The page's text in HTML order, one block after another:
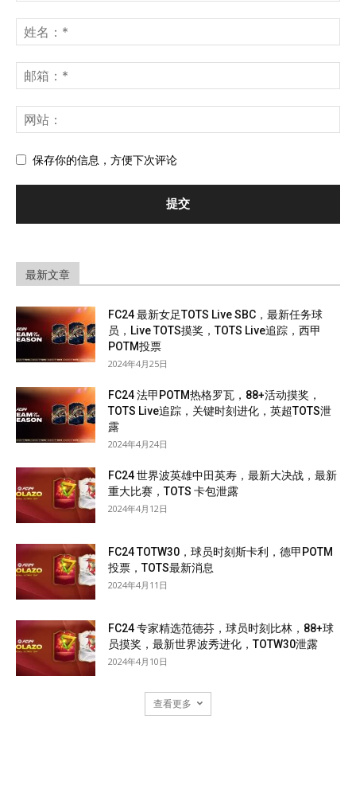
保存你的信息，方便下次评论
最新文章
FC24 最新女足TOTS Live SBC，最新任务球
员，Live TOTS摸奖，TOTS Live追踪，西甲
POTM投票
2024年4月25日
FC24 法甲POTM热格罗瓦，88+活动摸奖，
TOTS Live追踪，关键时刻进化，英超TOTS泄
露
2024年4月24日
FC24 世界波英雄中田英寿，最新大决战，最新
重大比赛，TOTS 卡包泄露
2024年4月12日
FC24 TOTW30，球员时刻斯卡利，德甲POTM
投票，TOTS最新消息
2024年4月11日
FC24 专家精选范德芬，球员时刻比林，88+球
员摸奖，最新世界波秀进化，TOTW30泄露
2024年4月10日
查看更多